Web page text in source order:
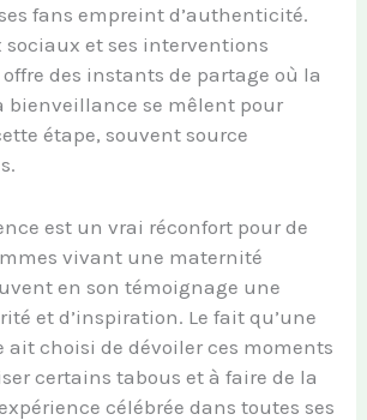
fans empreint d’authenticité.
sociaux et ses interventions
des instants de partage où la
bienveillance se mêlent pour
étape, souvent source
est un vrai réconfort pour de
vivant une maternité
en son témoignage une
et d’inspiration. Le fait qu’une
ait choisi de dévoiler ces moments
certains tabous et à faire de la
célébrée dans toutes ses